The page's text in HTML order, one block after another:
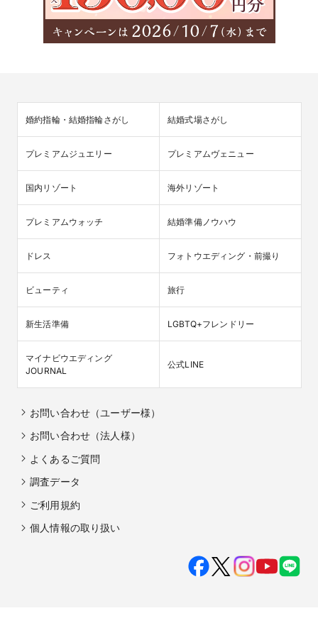
婚約指輪・結婚指輪さがし 結婚式場さがし
プレミアムジュエリー プレミアムヴェニュー
国内リゾート 海外リゾート
プレミアムウォッチ 結婚準備ノウハウ
ドレス フォトウエディング・前撮り
ビューティ 旅行
新生活準備 LGBTQ+フレンドリー
マイナビウエディング
JOURNAL
公式LINE
お問い合わせ（ユーザー様）
お問い合わせ（法人様）
よくあるご質問
調査データ
ご利用規約
個人情報の取り扱い